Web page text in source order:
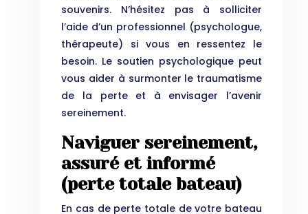
souvenirs. N’hésitez pas à solliciter
l’aide d’un professionnel (psychologue,
thérapeute) si vous en ressentez le
besoin. Le soutien psychologique peut
vous aider à surmonter le traumatisme
de la perte et à envisager l’avenir
sereinement.
Naviguer sereinement,
assuré et informé
(perte totale bateau)
En cas de perte totale de votre bateau